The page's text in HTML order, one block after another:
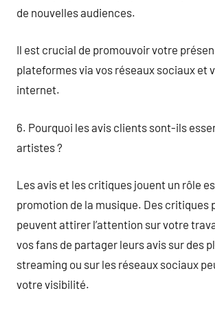
de nouvelles audiences.
Il est crucial de promouvoir votre
plateformes via vos réseaux sociaux et
internet.
6. Pourquoi les avis clients sont-ils
artistes ?
Les avis et les critiques jouent un rôle
promotion de la musique. Des critiques
peuvent attirer l’attention sur votre
vos fans de partager leurs avis sur des
streaming ou sur les réseaux sociaux
votre visibilité.